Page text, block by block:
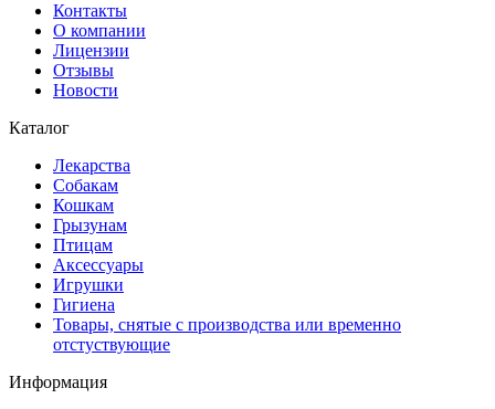
Контакты
О компании
Лицензии
Отзывы
Новости
Каталог
Лекарства
Собакам
Кошкам
Грызунам
Птицам
Аксессуары
Игрушки
Гигиена
Товары, снятые с производства или временно
отстуствующие
Информация